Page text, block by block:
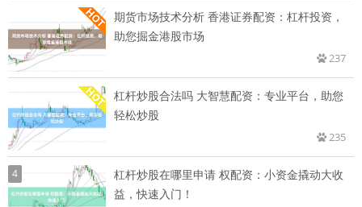
期货市场技术分析 香港证券配资：杠杆投资，
助您掘金港股市场
237
杠杆炒股合法吗 大智慧配资：专业平台，助您
轻松炒股
235
4
杠杆炒股在哪里申请 权配资：小资金撬动大收
益，快速入门！